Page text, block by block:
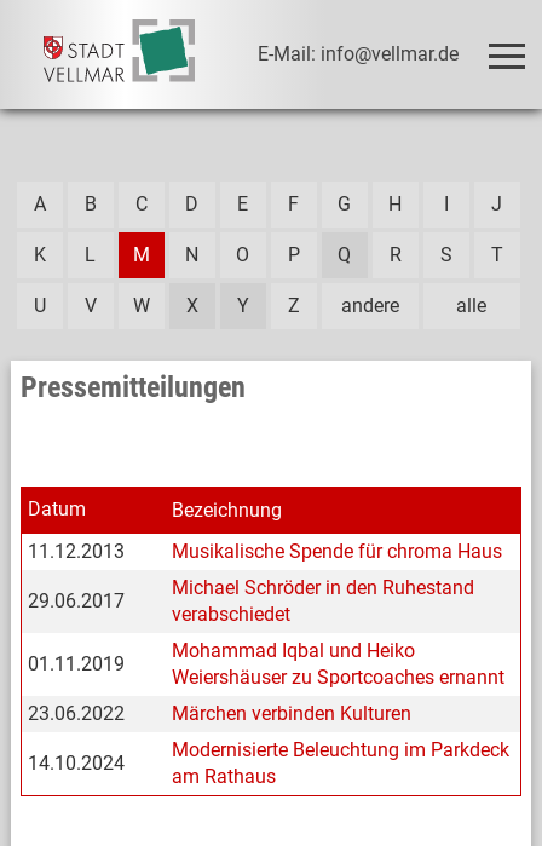
E-Mail: info@vellmar.de
alle
A B C D E F G H I J
K L M N O P Q R S T
U V W X Y Z andere
Pressemitteilungen
Datum
Bezeichnung
11.12.2013
Musikalische Spende für chroma Haus
29.06.2017
Michael Schröder in den Ruhestand
verabschiedet
01.11.2019
Mohammad Iqbal und Heiko
Weiershäuser zu Sportcoaches ernannt
23.06.2022
Märchen verbinden Kulturen
14.10.2024
Modernisierte Beleuchtung im Parkdeck
am Rathaus